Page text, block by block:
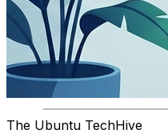
The Ubuntu TechHive